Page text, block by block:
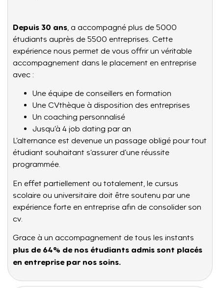
Depuis 30 ans, a accompagné plus de 5000
étudiants auprès de 5500 entreprises. Cette
expérience nous permet de vous offrir un véritable
accompagnement dans le placement en entreprise
avec :
Une équipe de conseillers en formation
Une CVthèque à disposition des entreprises
Un coaching personnalisé
Jusqu’à 4 job dating par an
L’alternance est devenue un passage obligé pour tout
étudiant souhaitant s’assurer d’une réussite
programmée.
En effet partiellement ou totalement, le cursus
scolaire ou universitaire doit être soutenu par une
expérience forte en entreprise afin de consolider son
cv.
Grace à un accompagnement de tous les instants
plus de 64% de nos étudiants admis sont placés
en entreprise par nos soins.